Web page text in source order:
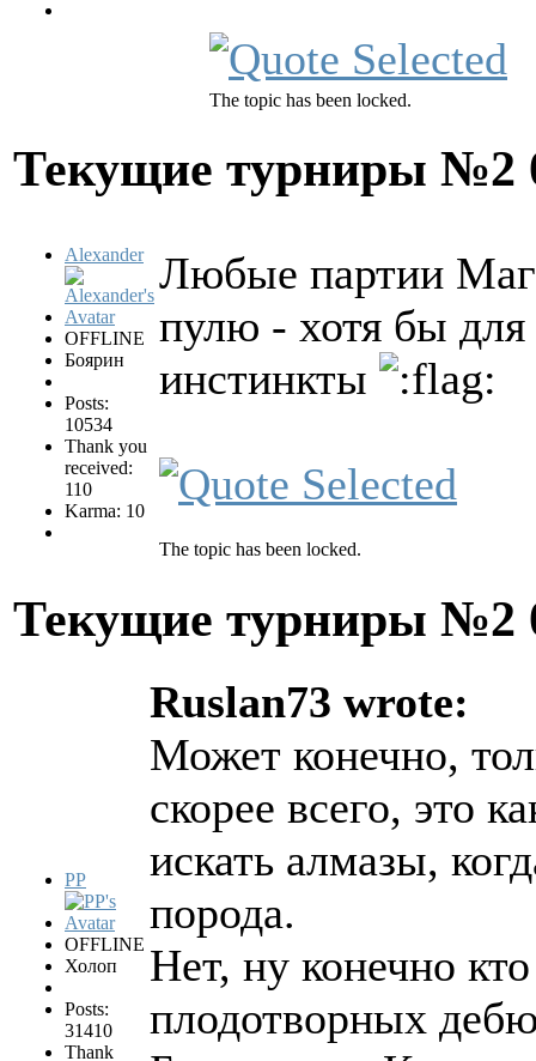
The topic has been locked.
Текущие турниры №2
Alexander
OFFLINE
Боярин
Posts:
10534
Thank you
received:
110
Karma: 10
Любые партии
пулю - хотя бы для
инстинкты
The topic has been locked.
Текущие турниры №2
PP
OFFLINE
Холоп
Posts:
31410
Thank
Ruslan73 wrote:
Может конечно,
скорее всего, это
искать алмазы,
порода.
Нет, ну конечно
плодотворных